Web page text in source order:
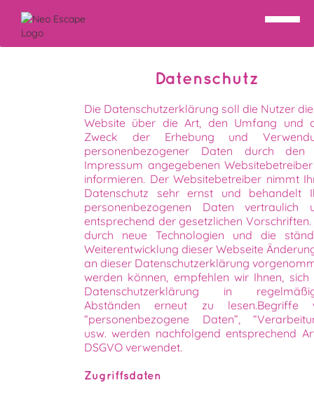
Datenschutz
Die Datenschutzerklärung soll die Nutzer
Website über die Art, den Umfang und
Zweck der Erhebung und
personenbezogener Daten durch den
Impressum angegebenen
informieren. Der Websitebetreiber nimmt
Datenschutz sehr ernst und behandelt
personenbezogenen Daten vertraulich
entsprechend der gesetzlichen Vorschriften.
durch neue Technologien und die
Weiterentwicklung dieser Webseite
an dieser Datenschutzerklärung
werden können, empfehlen wir Ihnen, sich
Datenschutzerklärung in
Abständen erneut zu lesen.Begriffe
“personenbezogene Daten”,
usw. werden nachfolgend entsprechend
DSGVO verwendet.
Zugriffsdaten